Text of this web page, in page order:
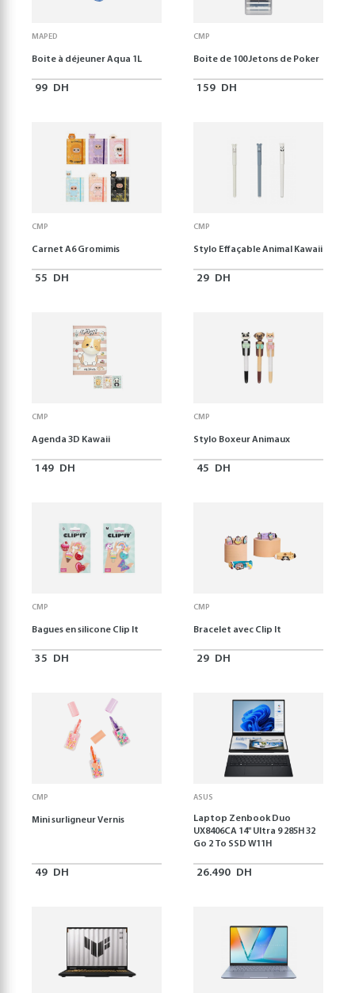
MAPED
Boite à déjeuner Aqua 1L
99 DH
CMP
Boite de 100 Jetons de Poker
159 DH
CMP
Carnet A6 Gromimis
55 DH
CMP
Stylo Effaçable Animal Kawaii
29 DH
CMP
Agenda 3D Kawaii
149 DH
CMP
Stylo Boxeur Animaux
45 DH
CMP
Bagues en silicone Clip It
35 DH
CMP
Bracelet avec Clip It
29 DH
CMP
Mini surligneur Vernis
49 DH
ASUS
Laptop Zenbook Duo
UX8406CA 14'' Ultra 9 285H 32
Go 2 To SSD W11H
26.490 DH